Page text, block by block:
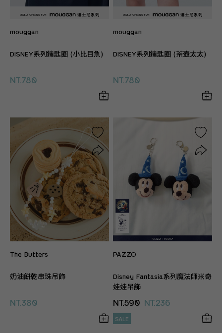
mouggan
DISNEY系列鑰匙圈 (小比目魚)
NT.780
mouggan
DISNEY系列鑰匙圈 (茶壺太太)
NT.780
The Butters
奶油餅乾串珠吊飾
NT.380
PAZZO
Disney Fantasia系列魔法師米奇
娃娃吊飾
NT.590 NT.236
SALE